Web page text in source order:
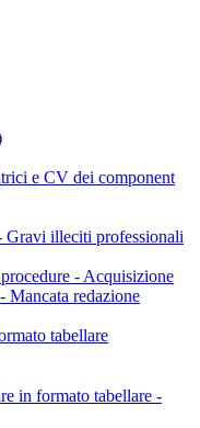
e CV dei component
Gravi illeciti professionali
- Acquisizione
Mancata redazione
tabellare
in formato tabellare -